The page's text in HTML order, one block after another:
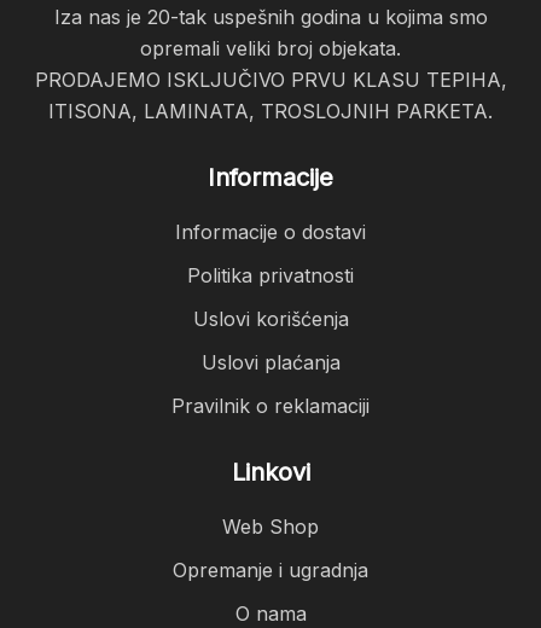
Iza nas je 20-tak uspešnih godina u kojima smo
opremali veliki broj objekata.
PRODAJEMO ISKLJUČIVO PRVU KLASU TEPIHA,
ITISONA, LAMINATA, TROSLOJNIH PARKETA.
Informacije
Informacije o dostavi
Politika privatnosti
Uslovi korišćenja
Uslovi plaćanja
Pravilnik o reklamaciji
Linkovi
Web Shop
Opremanje i ugradnja
O nama